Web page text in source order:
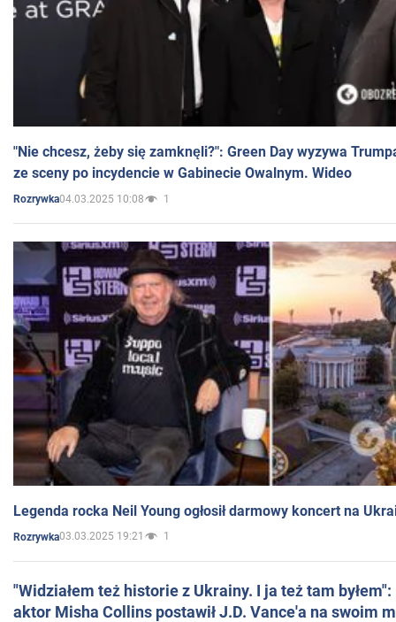
"Nie chcesz, żeby się zamknęli?": Green Day wyzywa
ze sceny po incydencie w Gabinecie Owalnym. Wideo
Rozrywka04.03.2025 10:08 1
Legenda rocka Neil Young ogłosił darmowy koncert na
Rozrywka03.03.2025 19:21 1
"Widziałem też historie z Ukrainy. I ja też tam
aktor Misha Collins postawił J.D. Vance'a na swoim